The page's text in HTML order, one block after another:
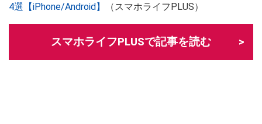
4選【iPhone/Android】
（スマホライフPLUS）
スマホライフPLUSで記事を読む